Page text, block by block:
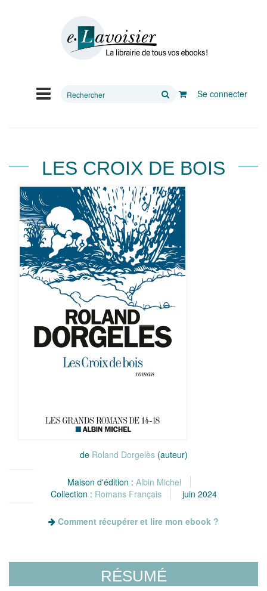
Rechercher
Se connecter
LES CROIX DE BOIS
de Roland Dorgelès(auteur)
Maison d'édition : Albin Michel
Collection : Romans Français juin 2024
Comment récupérer et lire mon ebook ?
RÉSUMÉ